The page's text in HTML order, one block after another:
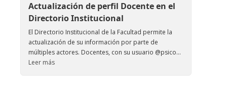
Actualización de perfil Docente en el
Directorio Institucional
El Directorio Institucional de la Facultad permite la
actualización de su información por parte de
múltiples actores. Docentes, con su usuario @psico...
Leer más